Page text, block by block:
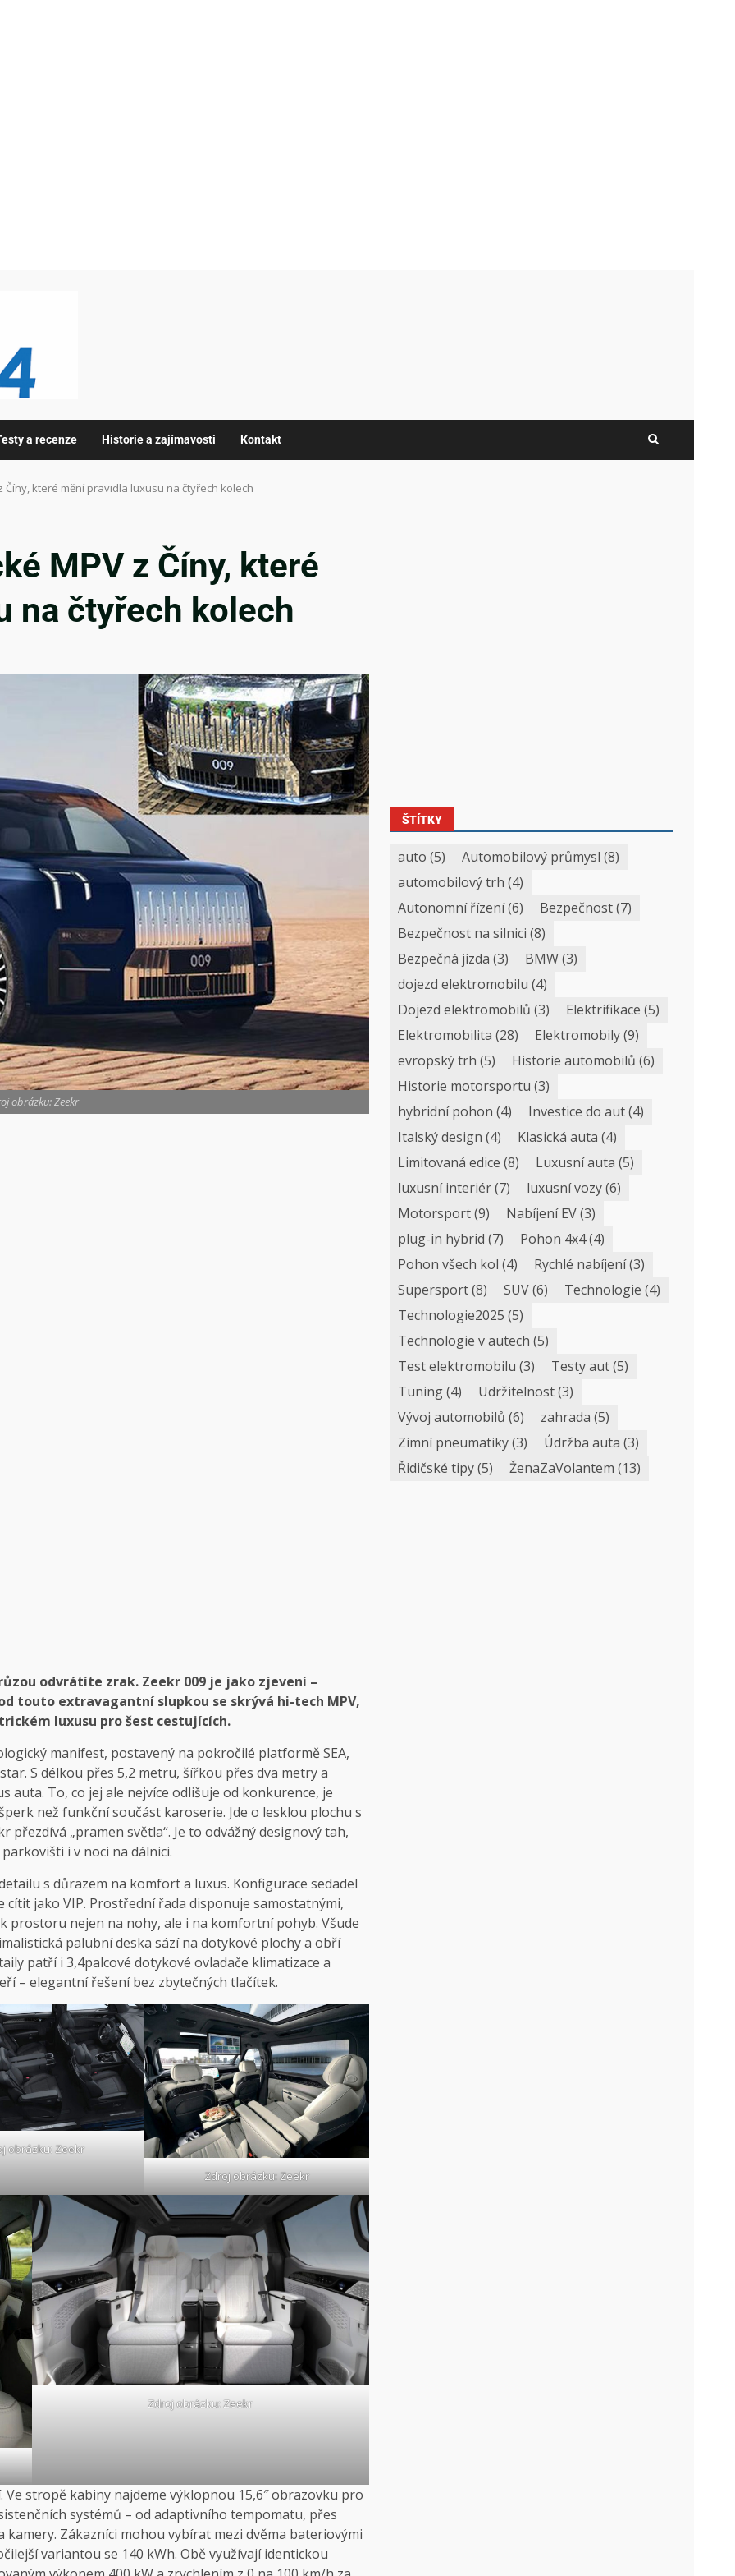
a recenze Historie a zajímavosti Kontakt
Číny, které mění pravidla luxusu na čtyřech kolech
MPV z Číny, které
na čtyřech kolech
obrázku: Zeekr
odvrátíte zrak. Zeekr 009 je jako zjevení –
touto extravagantní slupkou se skrývá hi-tech MPV,
luxusu pro šest cestujících.
manifest, postavený na pokročilé platformě SEA,
S délkou přes 5,2 metru, šířkou přes dva metry a
To, co jej ale nejvíce odlišuje od konkurence, je
než funkční součást karoserie. Jde o lesklou plochu s
„pramen světla“. Je to odvážný designový tah,
i v noci na dálnici.
s důrazem na komfort a luxus. Konfigurace sedadel
cítit jako VIP. Prostřední řada disponuje samostatnými,
prostoru nejen na nohy, ale i na komfortní pohyb. Všude
palubní deska sází na dotykové plochy a obří
patří i 3,4palcové dotykové ovladače klimatizace a
– elegantní řešení bez zbytečných tlačítek.
obrázku: Zeekr
Zdroj obrázku: Zeekr
Zdroj obrázku: Zeekr
stropě kabiny najdeme výklopnou 15,6″ obrazovku pro
systémů – od adaptivního tempomatu, přes
Zákazníci mohou vybírat mezi dvěma bateriovými
variantou se 140 kWh. Obě využívají identickou
ŠTÍTKY
auto (5) Automobilový průmysl (8)
automobilový trh (4)
Autonomní řízení(6) Bezpečnost(7)
Bezpečnost na silnici (8)
Bezpečná jízda (3) BMW(3)
dojezd elektromobilu (4)
Dojezd elektromobilů (3) Elektrifikace (5)
Elektromobilita (28) Elektromobily(9)
evropský trh (5) Historie automobilů (6)
Historie motorsportu (3)
hybridní pohon (4) Investice do aut(4)
Italský design (4) Klasická auta (4)
Limitovaná edice (8) Luxusní auta (5)
luxusní interiér(7) luxusní vozy(6)
Motorsport(9) Nabíjení EV(3)
plug-in hybrid (7) Pohon 4x4(4)
Pohon všech kol (4) Rychlé nabíjení(3)
Supersport(8) SUV(6) Technologie (4)
Technologie2025 (5)
Technologie v autech (5)
Test elektromobilu (3) Testy aut(5)
Tuning(4) Udržitelnost(3)
Vývoj automobilů (6) zahrada (5)
Zimní pneumatiky(3) Údržba auta (3)
Řidičské tipy(5) ŽenaZaVolantem (13)